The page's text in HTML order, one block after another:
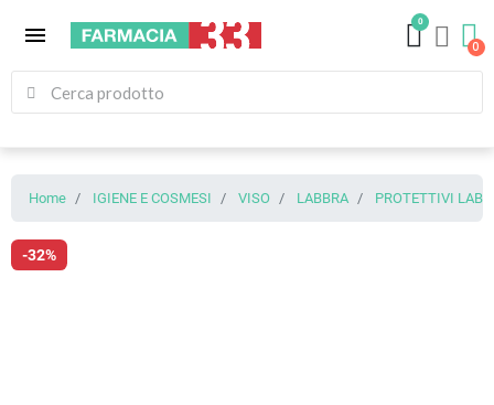
menu
0
Home IGIENE E COSMESI VISO LABBRA PROTETTIVI
-32%